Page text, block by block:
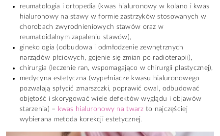
reumatologia i ortopedia (kwas hialuronowy w kolano i kwas
hialuronowy na stawy w formie zastrzyków stosowanych w
chorobach zwyrodnieniowych stawów oraz w
reumatoidalnym zapaleniu stawów),
ginekologia (odbudowa i odmłodzenie zewnętrznych
narządów płciowych, gojenie się zmian po radioterapii),
chirurgia (leczenie ran, wspomagająco w chirurgii plastycznej),
medycyna estetyczna (wypełniacze kwasu hialuronowego
pozwalają spłycić zmarszczki, poprawić owal, odbudować
objętość i skorygować wiele defektów wyglądu i objawów
starzenia) – kwas hialuronowy na twarz to najczęściej
wybierana metoda korekcji estetycznej.